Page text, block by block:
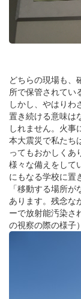
どちらの現場も、
所で保管されてい
しかし、やはりわ
置き続ける意味は
しれません。火事
本大震災で私たち
ってもおかしくあ
様々な備えをして
にもなる学校に置
「移動する場所
あります。残念な
ーで放射能汚染さ
の視察の際の様子